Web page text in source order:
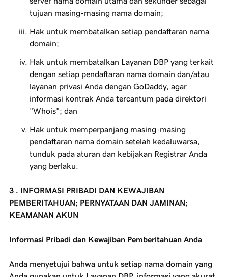
tujuan masing-masing nama domain;
Hak untuk membatalkan setiap pendaftaran nama
domain;
Hak untuk membatalkan Layanan DBP yang terkait
dengan setiap pendaftaran nama domain dan/atau
layanan privasi Anda dengan GoDaddy, agar
informasi kontrak Anda tercantum pada direktori
"Whois"; dan
Hak untuk memperpanjang masing-masing
pendaftaran nama domain setelah kedaluwarsa,
tunduk pada aturan dan kebijakan Registrar Anda
yang berlaku.
3 . INFORMASI PRIBADI DAN KEWAJIBAN
PEMBERITAHUAN; PERNYATAAN DAN JAMINAN;
KEAMANAN AKUN
Informasi Pribadi dan Kewajiban Pemberitahuan Anda
Anda menyetujui bahwa untuk setiap nama domain yang